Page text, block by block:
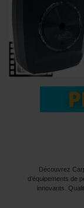
Découvrez
d’équipements de
innovants.